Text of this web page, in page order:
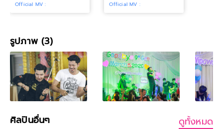
Official MV :
Official MV :
รูปภาพ (3)
ศิลปินอื่นๆ ดูทั้งหมด